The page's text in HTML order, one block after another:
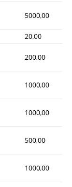
5000,00
20,00
200,00
1000,00
1000,00
500,00
1000,00